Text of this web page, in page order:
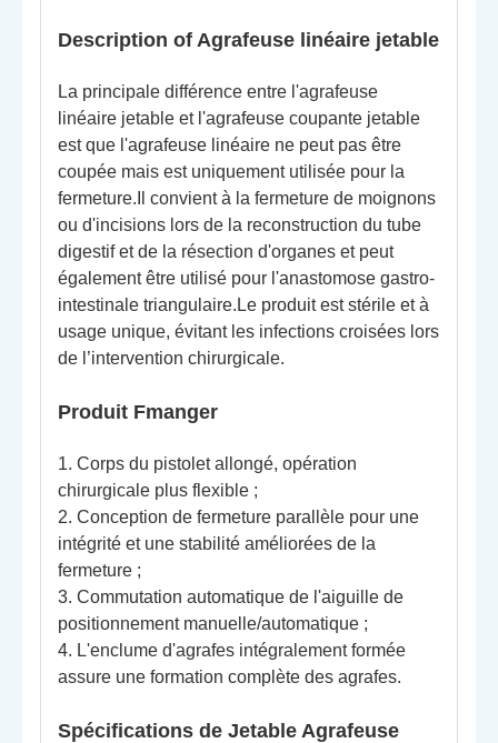
Description of Agrafeuse linéaire jetable
La principale différence entre l'agrafeuse
linéaire jetable et l'agrafeuse coupante jetable
est que l'agrafeuse linéaire ne peut pas être
coupée mais est uniquement utilisée pour la
fermeture.Il convient à la fermeture de moignons
ou d'incisions lors de la reconstruction du tube
digestif et de la résection d'organes et peut
également être utilisé pour l'anastomose gastro-
intestinale triangulaire.Le produit est stérile et à
usage unique, évitant les infections croisées lors
de l’intervention chirurgicale.
Produit Fmanger
1. Corps du pistolet allongé, opération
chirurgicale plus flexible ;
2. Conception de fermeture parallèle pour une
intégrité et une stabilité améliorées de la
fermeture ;
3. Commutation automatique de l'aiguille de
positionnement manuelle/automatique ;
4. L'enclume d'agrafes intégralement formée
assure une formation complète des agrafes.
Spécifications de Jetable Agrafeuse